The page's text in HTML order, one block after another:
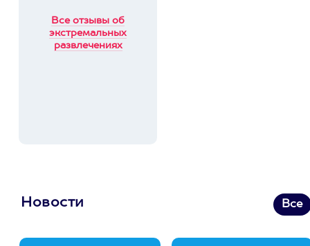
Все отзывы об
экстремальных
развлечениях
Новости Все